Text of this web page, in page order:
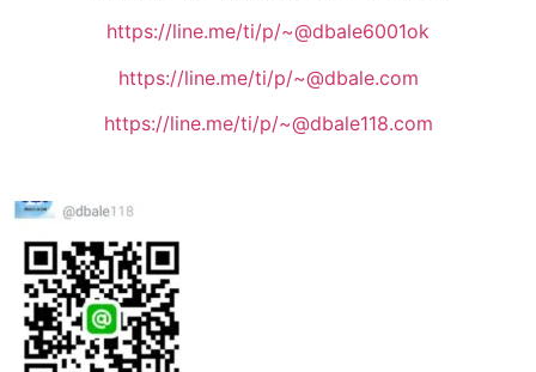
https://line.me/ti/p/~@dbale6001ok
https://line.me/ti/p/~@dbale.com
https://line.me/ti/p/~@dbale118.com